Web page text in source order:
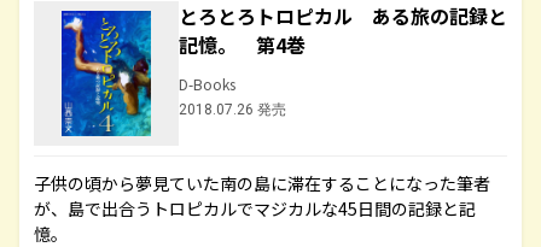
とろとろトロピカル ある旅の記録と
記憶。 第4巻
D-Books
2018.07.26 発売
子供の頃から夢見ていた南の島に滞在することになった筆者
が、島で出合うトロピカルでマジカルな45日間の記録と記
憶。